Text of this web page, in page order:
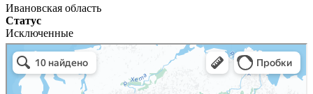
Ивановская область
Статус
Исключенные